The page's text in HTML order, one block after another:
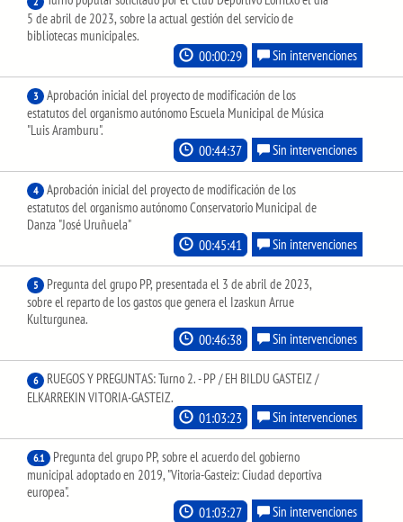
5 de abril de 2023, sobre la actual gestión del servicio de
bibliotecas municipales.
00:00:29 Sin intervenciones
3
Aprobación inicial del proyecto de modificación de los
estatutos del organismo autónomo Escuela Municipal de Música
"Luis Aramburu".
00:44:37 Sin intervenciones
4
Aprobación inicial del proyecto de modificación de los
estatutos del organismo autónomo Conservatorio Municipal de
Danza "José Uruñuela"
00:45:41 Sin intervenciones
5
Pregunta del grupo PP, presentada el 3 de abril de 2023,
sobre el reparto de los gastos que genera el Izaskun Arrue
Kulturgunea.
00:46:38 Sin intervenciones
6
RUEGOS Y PREGUNTAS: Turno 2. - PP / EH BILDU GASTEIZ /
ELKARREKIN VITORIA-GASTEIZ.
01:03:23 Sin intervenciones
6.1
Pregunta del grupo PP, sobre el acuerdo del gobierno
municipal adoptado en 2019, "Vitoria-Gasteiz: Ciudad deportiva
europea".
01:03:27 Sin intervenciones